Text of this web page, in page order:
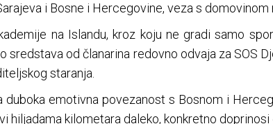
i Bosne i Hercegovine, veza s domovinom
na Islandu, kroz koju ne gradi samo
od članarina redovno odvaja za SOS
staranja.
emotivna povezanost s Bosnom i
hiljadama kilometara daleko, konkretno